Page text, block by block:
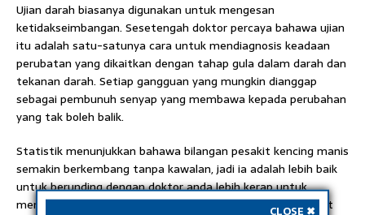
Ujian darah biasanya digunakan untuk mengesan
ketidakseimbangan. Sesetengah doktor percaya bahawa ujian
itu adalah satu-satunya cara untuk mendiagnosis keadaan
perubatan yang dikaitkan dengan tahap gula dalam darah dan
tekanan darah. Setiap gangguan yang mungkin dianggap
sebagai pembunuh senyap yang membawa kepada perubahan
yang tak boleh balik.
Statistik menunjukkan bahawa bilangan pesakit kencing manis
semakin berkembang tanpa kawalan, jadi ia adalah lebih baik
untuk berunding dengan doktor anda lebih kerap untuk
mencegah penyakit dan mendapat rawatan pada peringkat
CLOSE ✖